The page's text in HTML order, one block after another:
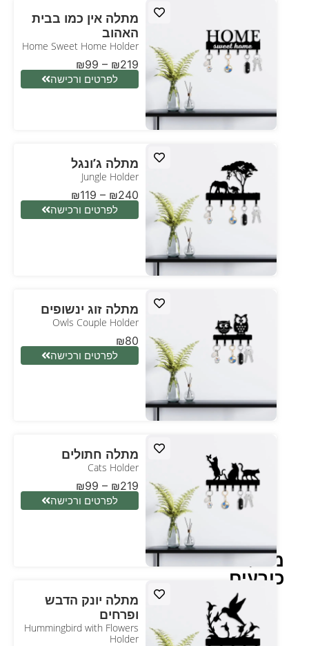
מתלה
כובעים
מתלה אין כמו בבית
האהוב
Home Sweet Home Holder
₪99 – ₪219
לפרטים ורכישה
מתלה ג’ונגל
Jungle Holder
₪119 – ₪240
לפרטים ורכישה
מתלה זוג ינשופים
Owls Couple Holder
₪80
לפרטים ורכישה
מתלה חתולים
Cats Holder
₪99 – ₪219
לפרטים ורכישה
מתלה יונק הדבש
ופרחים
Hummingbird with Flowers
Holder